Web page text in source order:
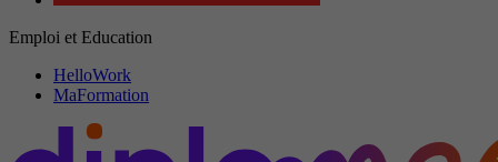
Emploi et Education
HelloWork
MaFormation